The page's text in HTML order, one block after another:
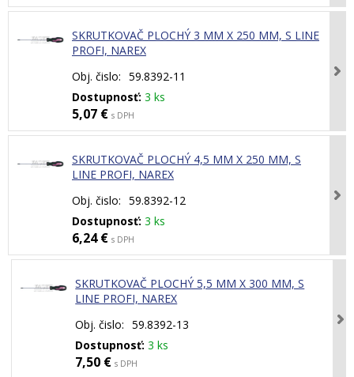
SKRUTKOVAČ PLOCHÝ 3 MM X 250 MM, S LINE
PROFI, NAREX
Obj. čislo: 59.8392-11
Dostupnosť: 3 ks
5,07 € s DPH
SKRUTKOVAČ PLOCHÝ 4,5 MM X 250 MM, S
LINE PROFI, NAREX
Obj. čislo: 59.8392-12
Dostupnosť: 3 ks
6,24 € s DPH
SKRUTKOVAČ PLOCHÝ 5,5 MM X 300 MM, S
LINE PROFI, NAREX
Obj. čislo: 59.8392-13
Dostupnosť: 3 ks
7,50 € s DPH